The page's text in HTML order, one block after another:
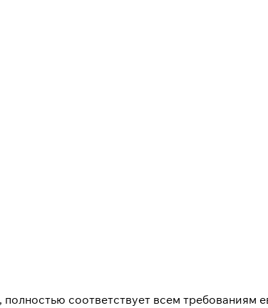
соответствует всем требованиям